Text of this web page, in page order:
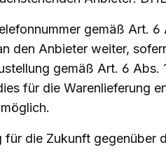
gemäß Art.
den Anbieter weiter,
gemäß Art. 6
für die Warenlieferung
die Zukunft